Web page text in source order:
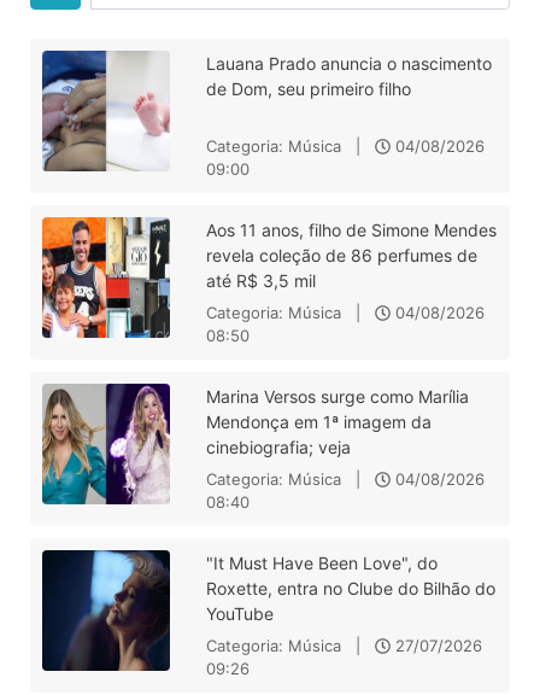
Lauana Prado anuncia o nascimento
de Dom, seu primeiro filho
Categoria: Música |
04/08/2026
09:00
Aos 11 anos, filho de Simone Mendes
revela coleção de 86 perfumes de
até R$ 3,5 mil
Categoria: Música |
04/08/2026
08:50
Marina Versos surge como Marília
Mendonça em 1ª imagem da
cinebiografia; veja
Categoria: Música |
04/08/2026
08:40
"It Must Have Been Love", do
Roxette, entra no Clube do Bilhão do
YouTube
Categoria: Música |
27/07/2026
09:26